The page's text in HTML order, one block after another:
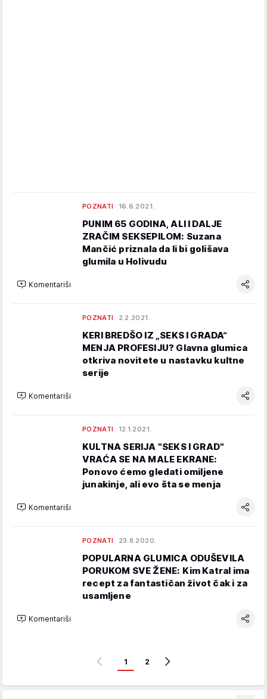
POZNATI 16.6.2021.
PUNIM 65 GODINA, ALI I DALJE
ZRAČIM SEKSEPILOM: Suzana
Mančić priznala da li bi golišava
glumila u Holivudu
Komentariši
POZNATI 2.2.2021.
KERI BREDŠO IZ „SEKS I GRADA“
MENJA PROFESIJU? Glavna glumica
otkriva novitete u nastavku kultne
serije
Komentariši
POZNATI 12.1.2021.
KULTNA SERIJA "SEKS I GRAD"
VRAĆA SE NA MALE EKRANE:
Ponovo ćemo gledati omiljene
junakinje, ali evo šta se menja
Komentariši
POZNATI 23.8.2020.
POPULARNA GLUMICA ODUŠEVILA
PORUKOM SVE ŽENE: Kim Katral ima
recept za fantastičan život čak i za
usamljene
Komentariši
1 2